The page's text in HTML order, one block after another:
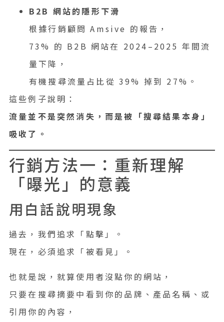
B2B 網站的隱形下滑
根據行銷顧問 Amsive 的報告，
73% 的 B2B 網站在 2024–2025 年間流
量下降，
有機搜尋流量占比從 39% 掉到 27%。
這些例子說明：
流量並不是突然消失，而是被「搜尋結果本身」
吸收了。
行銷方法一：重新理解
「曝光」的意義
用白話說明現象
過去，我們追求「點擊」。
現在，必須追求「被看見」。
也就是說，就算使用者沒點你的網站，
只要在搜尋摘要中看到你的品牌、產品名稱、或
引用你的內容，